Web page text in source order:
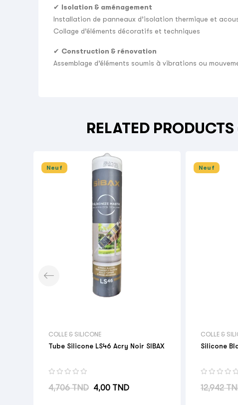
✔ Isolation & aménagement
Installation de panneaux d’isolation thermique et
Collage d’éléments décoratifs et techniques
✔ Construction & rénovation
Assemblage d’éléments soumis à vibrations ou
RELATED PRODUCTS
Neuf
COLLE & SILICONE
Tube Silicone LS46 Acry Noir SIBAX
Prix habituel
4,706 TND Prix
4,00 TND
Neuf
COLLE &
Silicone
Prix
12,942